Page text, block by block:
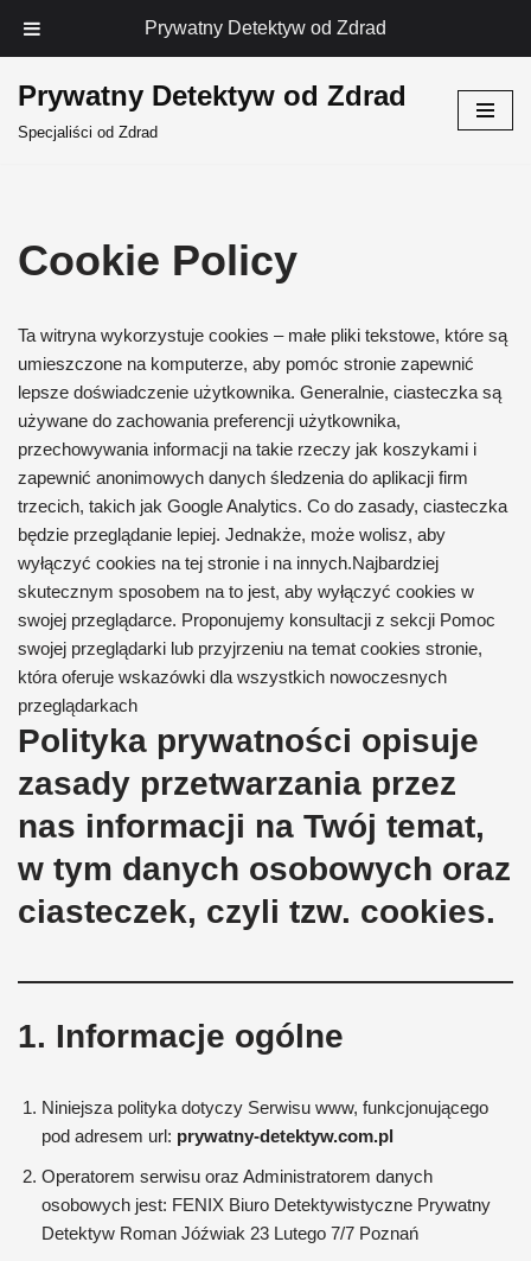
Prywatny Detektyw od Zdrad
Prywatny Detektyw od Zdrad
Specjaliści od Zdrad
Cookie Policy
Ta witryna wykorzystuje cookies – małe pliki tekstowe, które są
umieszczone na komputerze, aby pomóc stronie zapewnić
lepsze doświadczenie użytkownika. Generalnie, ciasteczka są
używane do zachowania preferencji użytkownika,
przechowywania informacji na takie rzeczy jak koszykami i
zapewnić anonimowych danych śledzenia do aplikacji firm
trzecich, takich jak Google Analytics. Co do zasady, ciasteczka
będzie przeglądanie lepiej. Jednakże, może wolisz, aby
wyłączyć cookies na tej stronie i na innych.Najbardziej
skutecznym sposobem na to jest, aby wyłączyć cookies w
swojej przeglądarce. Proponujemy konsultacji z sekcji Pomoc
swojej przeglądarki lub przyjrzeniu na temat cookies stronie,
która oferuje wskazówki dla wszystkich nowoczesnych
przeglądarkach
Polityka prywatności opisuje
zasady przetwarzania przez
nas informacji na Twój temat,
w tym danych osobowych oraz
ciasteczek, czyli tzw. cookies.
1. Informacje ogólne
Niniejsza polityka dotyczy Serwisu www, funkcjonującego
pod adresem url: prywatny-detektyw.com.pl
Operatorem serwisu oraz Administratorem danych
osobowych jest: FENIX Biuro Detektywistyczne Prywatny
Detektyw Roman Jóźwiak 23 Lutego 7/7 Poznań